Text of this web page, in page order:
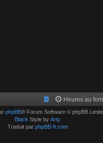
Heures au
phpBB® Forum Software © phpBB
Black Style by Arty
Traduit par phpBB-fr.com